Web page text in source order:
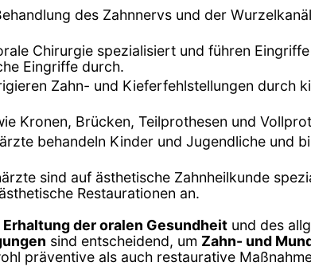
des Zahnnervs und der
Chirurgie spezialisiert und führen
Eingriffe durch.
Zahn- und Kieferfehlstellungen durch
Kronen, Brücken, Teilprothesen und
behandeln Kinder und Jugendliche und
sind auf ästhetische Zahnheilkunde
Restaurationen an.
Erhaltung der oralen Gesundheit und des
sind entscheidend, um Zahn- und
präventive als auch restaurative